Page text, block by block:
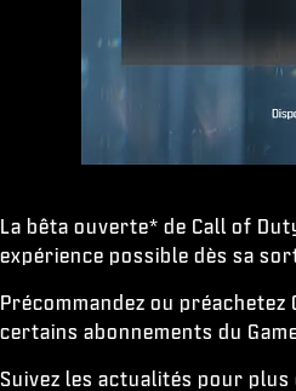
La bêta ouverte* de Call of
expérience possible dès sa
Précommandez ou préachetez
certains abonnements du
Suivez les actualités pour